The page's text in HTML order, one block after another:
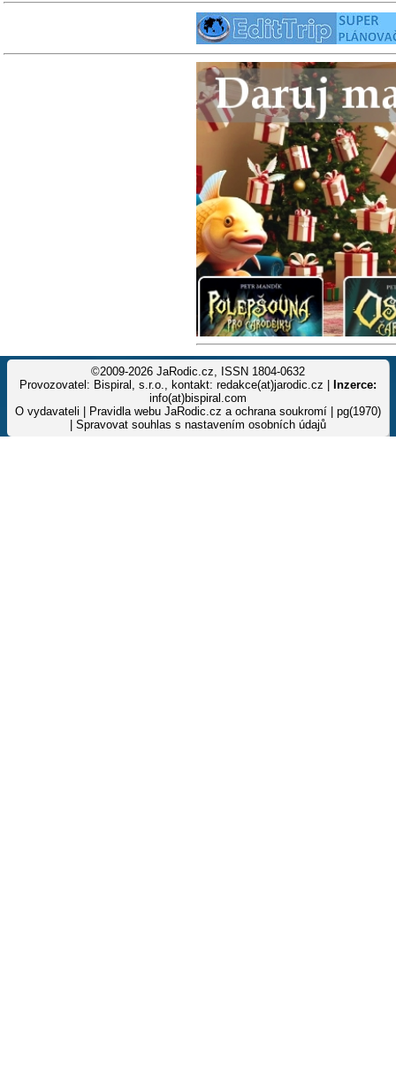
©2009-2026 JaRodic.cz, ISSN 1804-0632
Provozovatel: Bispiral, s.r.o., kontakt: redakce(at)jarodic.cz |
Inzerce:
info(at)bispiral.com
O vydavateli
Pravidla webu JaRodic.cz a ochrana soukromí | pg(1970)
Spravovat souhlas s nastavením osobních údajů